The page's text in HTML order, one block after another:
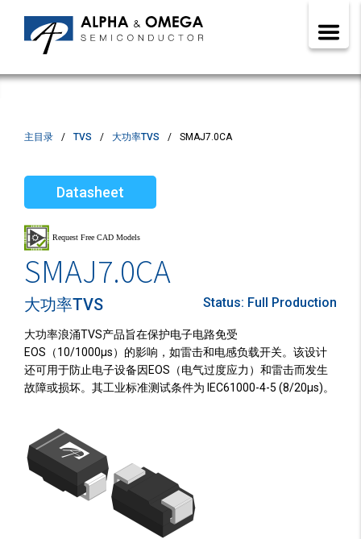
主目录 TVS 大功率TVS SMAJ7.0CA
Datasheet
SMAJ7.0CA
大功率TVS Status: Full Production
大功率浪涌TVS产品旨在保护电子电路免受
EOS（10/1000µs）的影响，如雷击和电感负载开关。该设计
还可用于防止电子设备因EOS（电气过度应力）和雷击而发生
故障或损坏。其工业标准测试条件为 IEC61000-4-5 (8/20µs)。